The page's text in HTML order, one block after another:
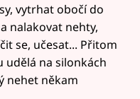
vytrhat obočí do
nalakovat nehty,
se, učesat... Přitom
udělá na silonkách
nehet někam